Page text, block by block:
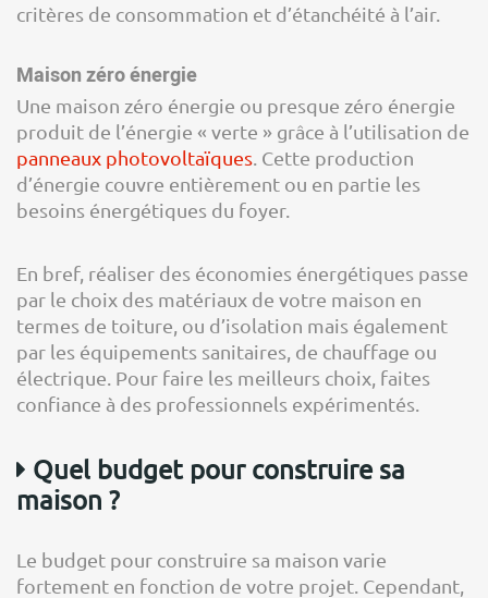
critères de consommation et d’étanchéité à l’air.
Maison zéro énergie
Une maison zéro énergie ou presque zéro énergie
produit de l’énergie « verte » grâce à l’utilisation de
panneaux photovoltaïques . Cette production
d’énergie couvre entièrement ou en partie les
besoins énergétiques du foyer.
En bref, réaliser des économies énergétiques passe
par le choix des matériaux de votre maison en
termes de toiture, ou d’isolation mais également
par les équipements sanitaires, de chauffage ou
électrique. Pour faire les meilleurs choix, faites
confiance à des professionnels expérimentés.
Quel budget pour construire sa
maison ?
Le budget pour construire sa maison varie
fortement en fonction de votre projet. Cependant,